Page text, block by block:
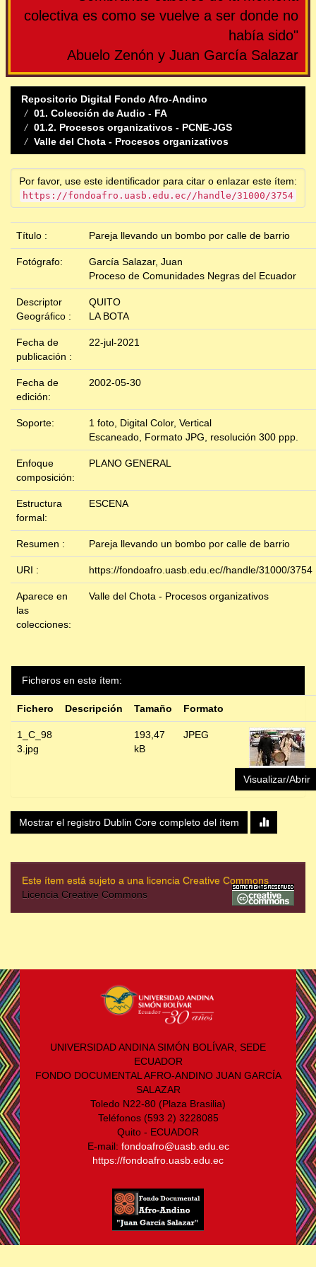
colectiva es como se vuelve a ser donde no
había sido"
Abuelo Zenón y Juan García Salazar
Repositorio Digital Fondo Afro-Andino
01. Colección de Audio - FA
01.2. Procesos organizativos - PCNE-JGS
Valle del Chota - Procesos organizativos
Por favor, use este identificador para citar o enlazar este ítem:
https://fondoafro.uasb.edu.ec//handle/31000/3754
Título : Pareja llevando un bombo por calle de barrio
Fotógrafo:
García Salazar, Juan
Proceso de Comunidades Negras del Ecuador
Descriptor
Geográfico :
QUITO
LA BOTA
Fecha de
publicación :
22-jul-2021
Fecha de
edición:
2002-05-30
Soporte:
1 foto, Digital Color, Vertical
Escaneado, Formato JPG, resolución 300 ppp.
Enfoque
composición:
PLANO GENERAL
Estructura
formal:
ESCENA
Resumen : Pareja llevando un bombo por calle de barrio
URI : https://fondoafro.uasb.edu.ec//handle/31000/3754
Aparece en
las
colecciones:
Valle del Chota - Procesos organizativos
Ficheros en este ítem:
Fichero Descripción Tamaño Formato
1_C_98
3.jpg
193,47
kB
JPEG
Visualizar/Abrir
Mostrar el registro Dublin Core completo del ítem
Este ítem está sujeto a una licencia Creative Commons
Licencia Creative Commons
UNIVERSIDAD ANDINA SIMÓN BOLÍVAR, SEDE
ECUADOR
FONDO DOCUMENTAL AFRO-ANDINO JUAN GARCÍA
SALAZAR
Toledo N22-80 (Plaza Brasilia)
Teléfonos (593 2) 3228085
Quito - ECUADOR
E-mail: fondoafro@uasb.edu.ec
https://fondoafro.uasb.edu.ec